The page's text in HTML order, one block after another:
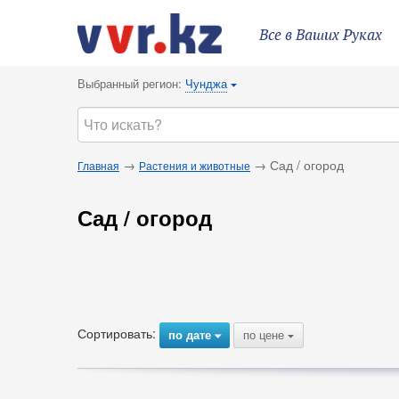
Все в Ваших Руках
Выбранный регион: Чунджа {
Главная → Растения и животные → Сад / огород
Сад / огород
Сортировать: по дате{ по цене {